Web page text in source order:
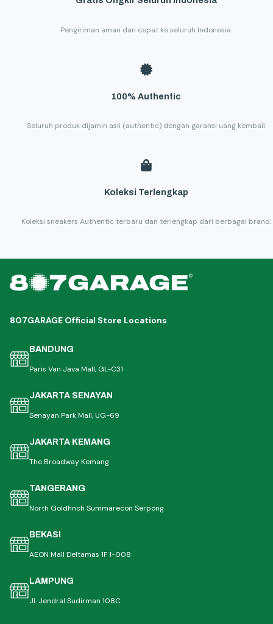
Pengiriman aman dan cepat ke seluruh Indonesia.
100% Authentic
Seluruh produk dijamin asli (authentic) dengan garansi uang kembali.
Koleksi Terlengkap
Koleksi sneakers Authentic terbaru dan terlengkap dari berbagai brand.
807GARAGE Official Store Locations
BANDUNG
Paris Van Java Mall, GL-C31
JAKARTA SENAYAN
Senayan Park Mall, UG-69
JAKARTA KEMANG
The Broadway Kemang
TANGERANG
North Goldfinch Summarecon Serpong
BEKASI
AEON Mall Deltamas 1F 1-008
LAMPUNG
Jl. Jendral Sudirman 108C